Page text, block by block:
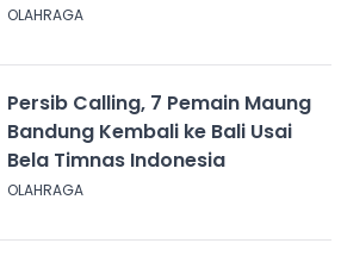
OLAHRAGA
Persib Calling, 7 Pemain Maung
Bandung Kembali ke Bali Usai
Bela Timnas Indonesia
OLAHRAGA